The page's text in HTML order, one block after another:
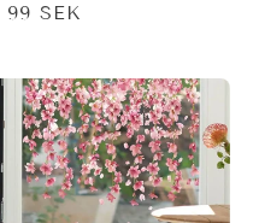
Ordinarie
99 SEK